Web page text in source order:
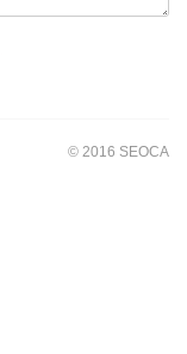
© 2016 SEOCA